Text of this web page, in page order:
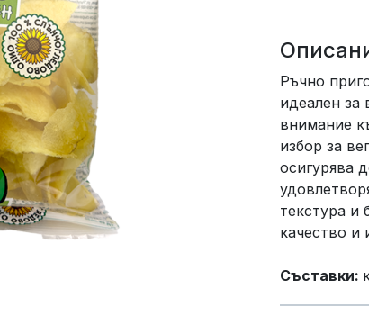
Ръчно
идеален за
внимание
избор за
осигурява
текстура и
качество и
Съставки: